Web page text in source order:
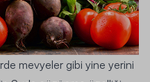
mevyeler gibi yine yerini